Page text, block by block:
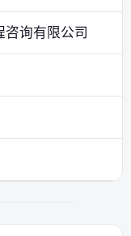
咨询有限公司